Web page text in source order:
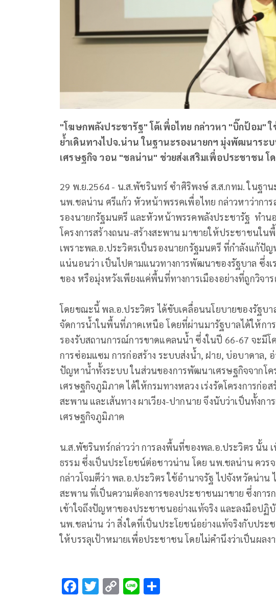
"โฆษกพลังประชารัฐ" โต้เพื่อไทย กล่าวหา "บิ๊กป้อม"
ย้ำเดินทางไปจ.น่าน ในฐานะรองนายกฯ มุ่งพัฒนาระ
เศรษฐกิจ วอน "ชลน่าน" ช่วยส่งเสริมเพื่อประชาชน โ
29 พ.ย.2564 - น.ส.พัชรินทร์ ซำศิริพงษ์ ส.ส.กทม. ในฐา
นพ.ชลน่าน ศรีแก้ว หัวหน้าพรรคเพื่อไทย กล่าวหาว่ากา
รองนายกรัฐมนตรี และหัวหน้าพรรคพลังประชารัฐ ทำนอ
โครงการสร้างถนน-สร้างสะพาน มาขายให้ประชาชนใ
เพราะพล.อ.ประวิตรเป็นรองนายกรัฐมนตรี ที่กำลังแก้ปั
แน่นอนว่า เป็นไปตามแนวทางการพัฒนาของรัฐบาล ซึ่ง
ของ หรือมุ่งหวังเพียงแค่พื้นที่ทางการเมืองอย่างที่ถูกวิจา
โดยขณะนี้ พล.อ.ประวิตร ได้ขับเคลื่อนนโยบายของรัฐบ
จัดการน้ำในพื้นที่ภาคเหนือ โดยที่ผ่านมารัฐบาลได้ให้กา
รองรับสถานการณ์การขาดแคลนน้ำ ซึ่งในปี 66-67 จะมีโ
การซ่อมแซม การก่อสร้าง ระบบส่งน้ำ, ฝาย, บ่อบาดาล,
ปัญหาน้ำทั้งระบบ ในส่วนของการพัฒนาเศรษฐกิจจากโค
เศรษฐกิจภูมิภาค ได้ให้กรมทางหลวง เร่งรัดโครงการก่อ
สะพาน และเส้นทาง ผาเวียง-ปากนาย จึงนับว่าเป็นทั้งก
เศรษฐกิจภูมิภาค
น.ส.พัชรินทร์กล่าวว่า การลงพื้นที่ของพล.อ.ประวิตร นั้น
ธรรม ซึ่งเป็นประโยชน์ต่อชาวน่าน โดย นพ.ชลน่าน คว
กล่าวโจมตีว่า พล.อ.ประวิตร ใช้อำนาจรัฐ ไปจังหวัดน่าน
สะพาน ที่เป็นความต้องการของประชาชนมาขาย ซึ่งการ
เข้าใจถึงปัญหาของประชาชนอย่างแท้จริง และลงมือปฏิ
นพ.ชลน่าน ว่า สิ่งใดที่เป็นประโยชน์อย่างแท้จริงกับปร
ให้บรรลุเป้าหมายเพื่อประชาชน โดยไม่คำนึงว่าเป็นผลง
F T C Li